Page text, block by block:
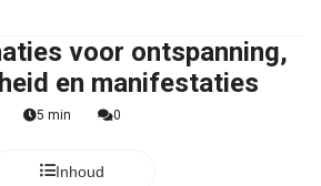
voor ontspanning,
en manifestaties
5 min 0
Inhoud